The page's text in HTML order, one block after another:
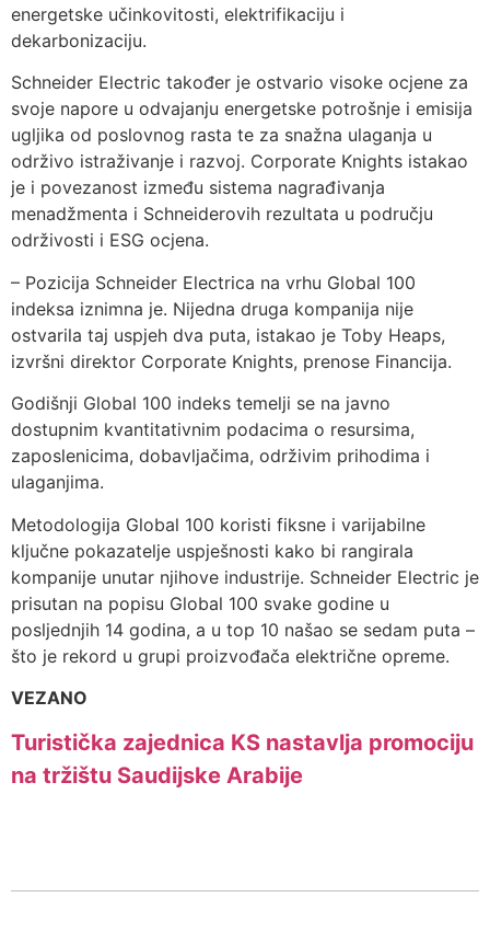
energetske učinkovitosti, elektrifikaciju i
dekarbonizaciju.
Schneider Electric također je ostvario visoke ocjene za
svoje napore u odvajanju energetske potrošnje i emisija
ugljika od poslovnog rasta te za snažna ulaganja u
održivo istraživanje i razvoj. Corporate Knights istakao
je i povezanost između sistema nagrađivanja
menadžmenta i Schneiderovih rezultata u području
održivosti i ESG ocjena.
– Pozicija Schneider Electrica na vrhu Global 100
indeksa iznimna je. Nijedna druga kompanija nije
ostvarila taj uspjeh dva puta, istakao je Toby Heaps,
izvršni direktor Corporate Knights, prenose Financija.
Godišnji Global 100 indeks temelji se na javno
dostupnim kvantitativnim podacima o resursima,
zaposlenicima, dobavljačima, održivim prihodima i
ulaganjima.
Metodologija Global 100 koristi fiksne i varijabilne
ključne pokazatelje uspješnosti kako bi rangirala
kompanije unutar njihove industrije. Schneider Electric je
prisutan na popisu Global 100 svake godine u
posljednjih 14 godina, a u top 10 našao se sedam puta –
što je rekord u grupi proizvođača električne opreme.
VEZANO
Turistička zajednica KS nastavlja promociju
na tržištu Saudijske Arabije